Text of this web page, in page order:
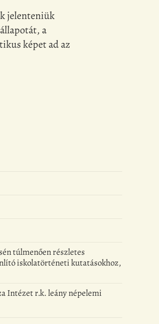
jelenteniük
a
képet ad az
túlmenően részletes
iskolatörténeti kutatásokhoz,
Intézet r.k. leány népelemi